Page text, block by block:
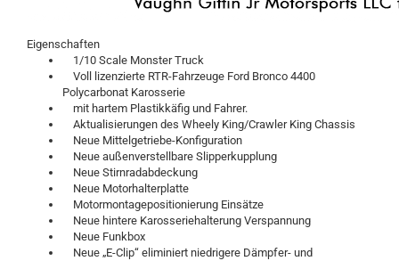
Eigenschaften
1/10 Scale Monster Truck
Voll lizenzierte RTR-Fahrzeuge Ford Bronco 4400
Polycarbonat Karosserie
mit hartem Plastikkäfig und Fahrer.
Aktualisierungen des Wheely King/Crawler King Chassis
Neue Mittelgetriebe-Konfiguration
Neue außenverstellbare Slipperkupplung
Neue Stirnradabdeckung
Neue Motorhalterplatte
Motormontagepositionierung Einsätze
Neue hintere Karosseriehalterung Verspannung
Neue Funkbox
Neue „E-Clip“ eliminiert niedrigere Dämpfer- und